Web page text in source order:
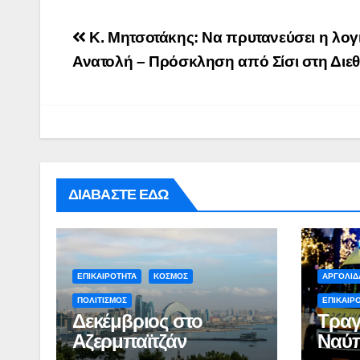
Post
navigation
Κ. Μητσοτάκης: Να πρυτανεύσει η
Ανατολή – Πρόσκληση από Σίσι στη
ΔΙΑΒΑΣΤΕ ΕΔΩ
ΕΠΙΚΑΙΡΟΤΗΤΑ ΚΟΣΜΟΣ
ΠΟΛΙΤΙΣΜΟΣ
Δεκέμβριος στο
Αζερμπαϊτζάν
ΝΑΥΠΛΙΟ:
Άσκηση
Λιμενικού
(βίντεο)